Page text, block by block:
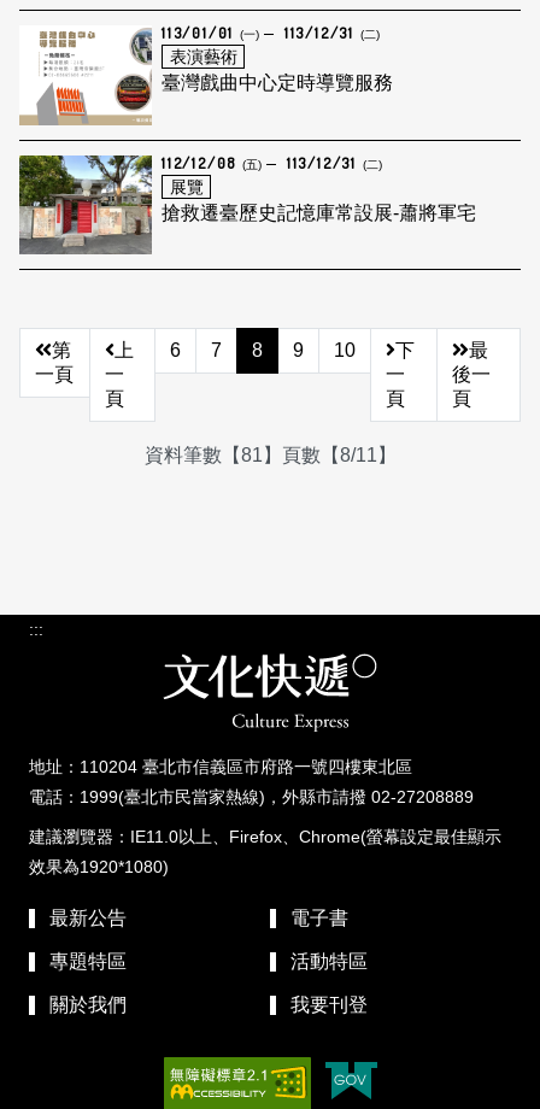
113/01/01 (一) 113/12/31 (二)
表演藝術
臺灣戲曲中心定時導覽服務
112/12/08 (五) 113/12/31 (二)
展覽
搶救遷臺歷史記憶庫常設展-蕭將軍宅
第
一頁
上
一
頁
6 7 8 9 10
下
一
頁
最
後一
頁
資料筆數【81】頁數【8/11】
:::
地址：110204 臺北市信義區市府路一號四樓東北區
電話：1999(臺北市民當家熱線)，外縣市請撥 02-27208889
建議瀏覽器：IE11.0以上、Firefox、Chrome(螢幕設定最佳顯示
效果為1920*1080)
最新公告 電子書
專題特區 活動特區
關於我們 我要刊登